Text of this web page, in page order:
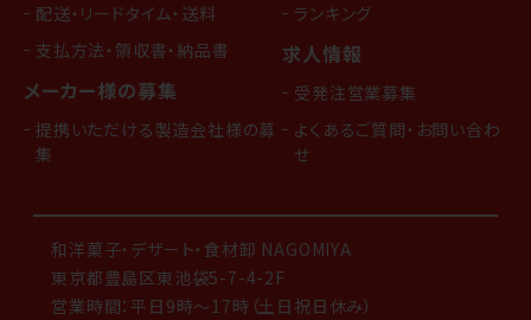
配送・リードタイム・送料
支払方法・領収書・納品書
メーカー様の募集
提携いただける製造会社様の募
集
ランキング
求人情報
受発注営業募集
よくあるご質問・お問い合わ
せ
和洋菓子・デザート・食材卸 NAGOMIYA
東京都豊島区東池袋5-7-4-2F
営業時間：平日9時～17時（土日祝日休み）